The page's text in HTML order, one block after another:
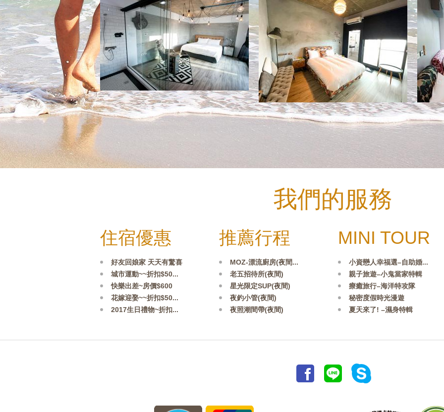
我們的服務
住宿優惠
好友回娘家 天天有驚喜
城市運動~~折扣$50...
快樂出差~房價$600
花嫁迎娶~~折扣$50...
2017生日禮物~折扣...
推薦行程
MOZ-漂流廚房(夜間...
老五招待所(夜間)
星光限定SUP(夜間)
夜釣小管(夜間)
夜照潮間帶(夜間)
MINI TOUR
小資戀人幸福選–自助婚...
親子旅遊–小鬼當家特輯
療癒旅行–海洋特攻隊
秘密度假時光漫遊
夏天來了! –濕身特輯